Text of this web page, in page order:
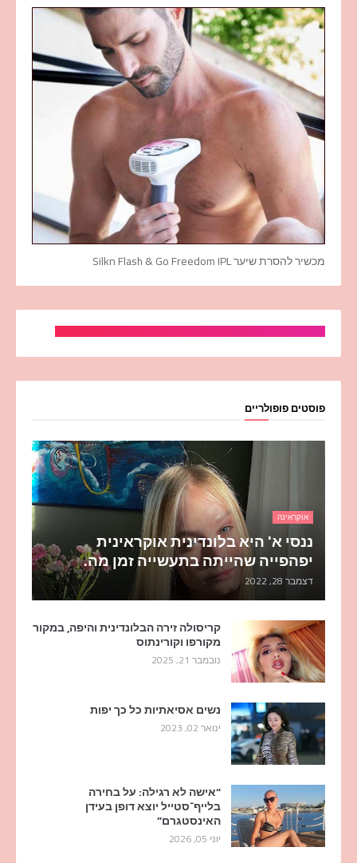
מכשיר להסרת שיער Silkn Flash & Go Freedom IPL
פוסטים פופולריים
אוקראינה
ננסי א' היא בלונדינית אוקראינית
יפהפייה שהייתה בתעשייה זמן מה.
דצמבר 28, 2022
קריסולה זירה הבלונדינית והיפה, במקור
מקורפו וקורינתוס
נובמבר 21, 2025
נשים אסיאתיות כל כך יפות
ינואר 02, 2023
“אישה לא רגילה: על בחירה
בלייף־סטייל יוצא דופן בעידן
האינסטגרם”
יוני 05, 2026